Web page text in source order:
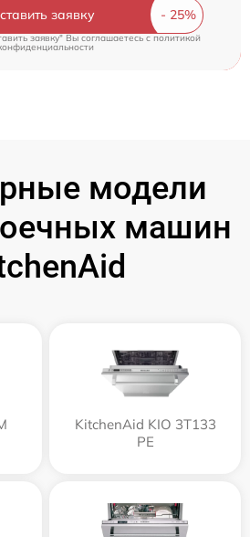
заявку
заявку" Вы соглашаетесь cполитикой
модели
машин
KitchenAid KIO 3T133
PE